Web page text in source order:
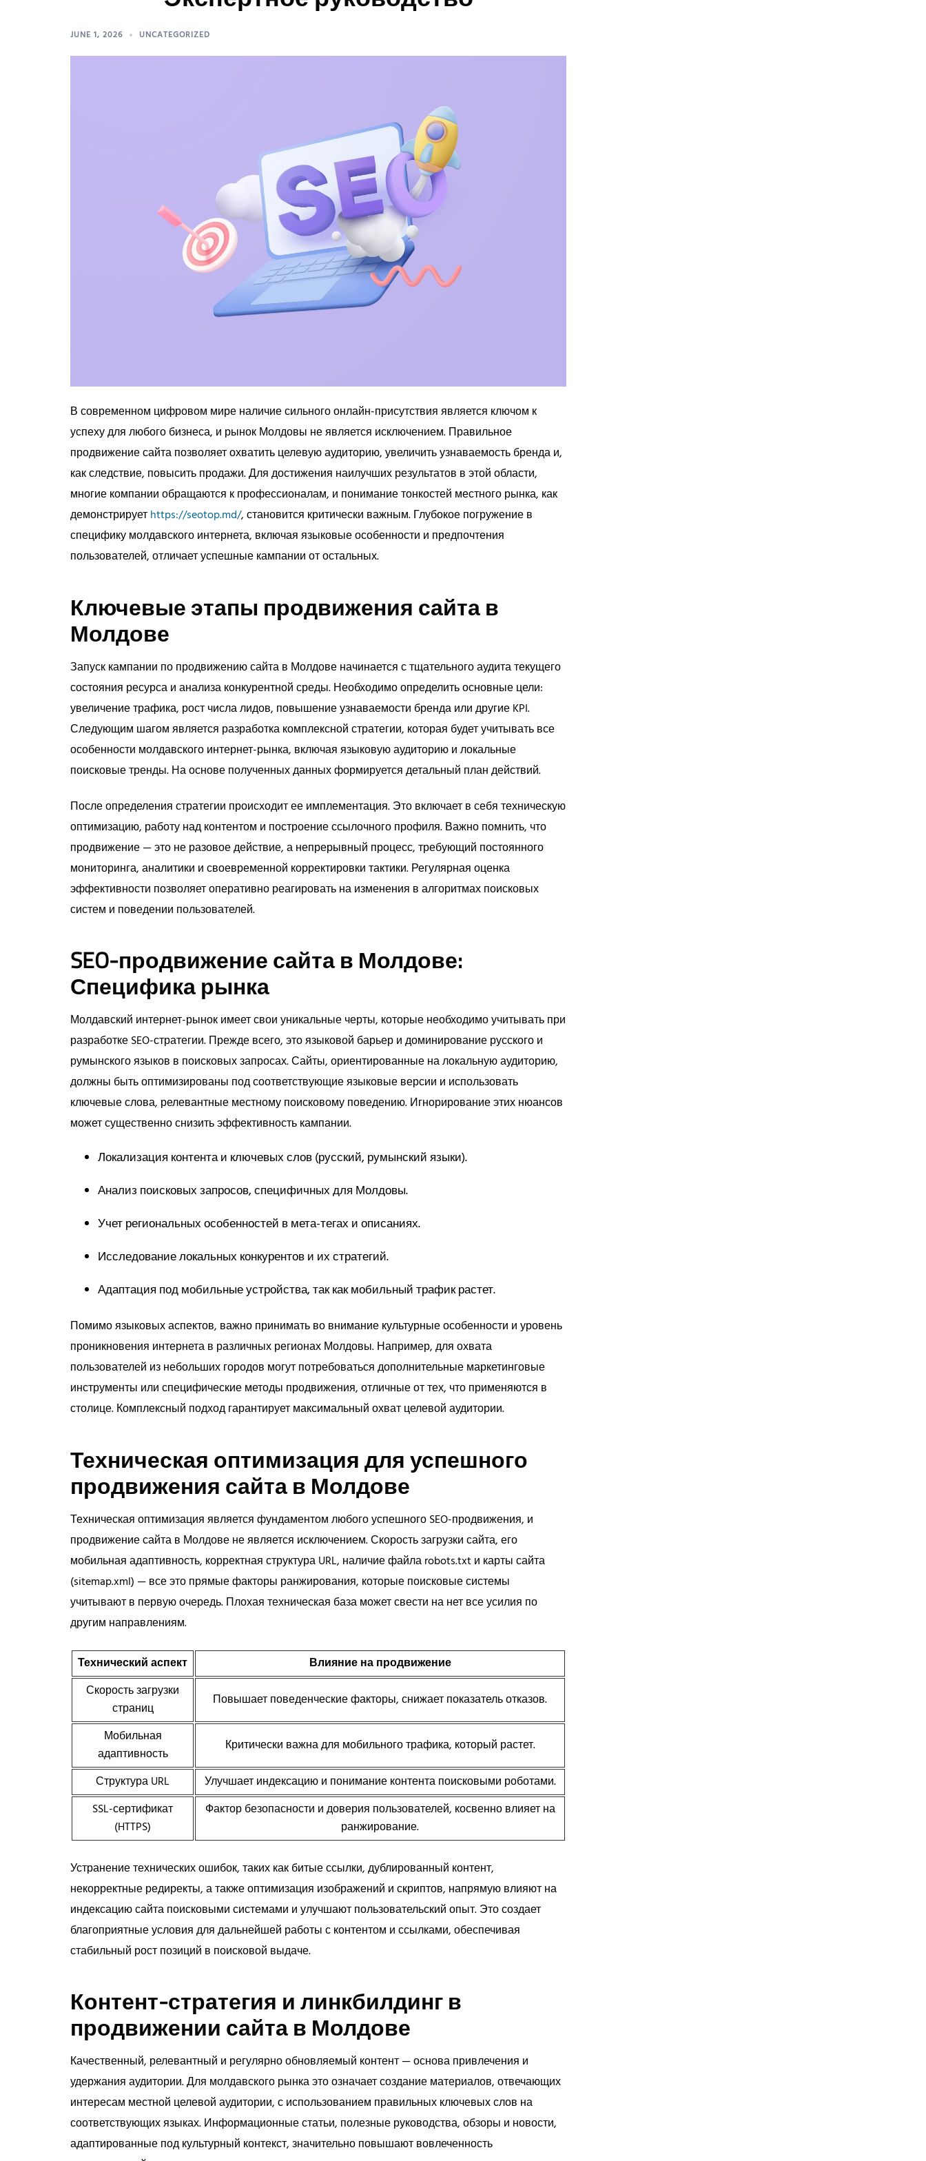
JUNE 1, 2026 UNCATEGORIZED
В современном цифровом мире наличие сильного онлайн-присутствия является ключом к
успеху для любого бизнеса, и рынок Молдовы не является исключением. Правильное
продвижение сайта позволяет охватить целевую аудиторию, увеличить узнаваемость бренда и,
как следствие, повысить продажи. Для достижения наилучших результатов в этой области,
многие компании обращаются к профессионалам, и понимание тонкостей местного рынка, как
демонстрируетhttps://seotop.md/, становится критически важным. Глубокое погружение в
специфику молдавского интернета, включая языковые особенности и предпочтения
пользователей, отличает успешные кампании от остальных.
Ключевые этапы продвижения сайта в
Молдове
Запуск кампании по продвижению сайта в Молдове начинается с тщательного аудита текущего
состояния ресурса и анализа конкурентной среды. Необходимо определить основные цели:
увеличение трафика, рост числа лидов, повышение узнаваемости бренда или другие KPI.
Следующим шагом является разработка комплексной стратегии, которая будет учитывать все
особенности молдавского интернет-рынка, включая языковую аудиторию и локальные
поисковые тренды. На основе полученных данных формируется детальный план действий.
После определения стратегии происходит ее имплементация. Это включает в себя техническую
оптимизацию, работу над контентом и построение ссылочного профиля. Важно помнить, что
продвижение — это не разовое действие, а непрерывный процесс, требующий постоянного
мониторинга, аналитики и своевременной корректировки тактики. Регулярная оценка
эффективности позволяет оперативно реагировать на изменения в алгоритмах поисковых
систем и поведении пользователей.
SEO-продвижение сайта в Молдове:
Специфика рынка
Молдавский интернет-рынок имеет свои уникальные черты, которые необходимо учитывать при
разработке SEO-стратегии. Прежде всего, это языковой барьер и доминирование русского и
румынского языков в поисковых запросах. Сайты, ориентированные на локальную аудиторию,
должны быть оптимизированы под соответствующие языковые версии и использовать
ключевые слова, релевантные местному поисковому поведению. Игнорирование этих нюансов
может существенно снизить эффективность кампании.
Локализация контента и ключевых слов (русский, румынский языки).
Анализ поисковых запросов, специфичных для Молдовы.
Учет региональных особенностей в мета-тегах и описаниях.
Исследование локальных конкурентов и их стратегий.
Адаптация под мобильные устройства, так как мобильный трафик растет.
Помимо языковых аспектов, важно принимать во внимание культурные особенности и уровень
проникновения интернета в различных регионах Молдовы. Например, для охвата
пользователей из небольших городов могут потребоваться дополнительные маркетинговые
инструменты или специфические методы продвижения, отличные от тех, что применяются в
столице. Комплексный подход гарантирует максимальный охват целевой аудитории.
Техническая оптимизация для успешного
продвижения сайта в Молдове
Техническая оптимизация является фундаментом любого успешного SEO-продвижения, и
продвижение сайта в Молдове не является исключением. Скорость загрузки сайта, его
мобильная адаптивность, корректная структура URL, наличие файла robots.txt и карты сайта
(sitemap.xml) — все это прямые факторы ранжирования, которые поисковые системы
учитывают в первую очередь. Плохая техническая база может свести на нет все усилия по
другим направлениям.
Технический аспект
Влияние на продвижение
Скорость загрузки
страниц
Повышает поведенческие факторы, снижает показатель отказов.
Мобильная
адаптивность
Критически важна для мобильного трафика, который растет.
Структура URL
Улучшает индексацию и понимание контента поисковыми роботами.
SSL-сертификат
(HTTPS)
Фактор безопасности и доверия пользователей, косвенно влияет на
ранжирование.
Устранение технических ошибок, таких как битые ссылки, дублированный контент,
некорректные редиректы, а также оптимизация изображений и скриптов, напрямую влияют на
индексацию сайта поисковыми системами и улучшают пользовательский опыт. Это создает
благоприятные условия для дальнейшей работы с контентом и ссылками, обеспечивая
стабильный рост позиций в поисковой выдаче.
Контент-стратегия и линкбилдинг в
продвижении сайта в Молдове
Качественный, релевантный и регулярно обновляемый контент — основа привлечения и
удержания аудитории. Для молдавского рынка это означает создание материалов, отвечающих
интересам местной целевой аудитории, с использованием правильных ключевых слов на
соответствующих языках. Информационные статьи, полезные руководства, обзоры и новости,
адаптированные под культурный контекст, значительно повышают вовлеченность